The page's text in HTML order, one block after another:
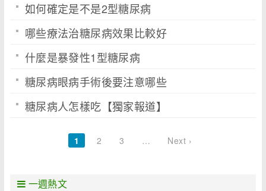
如何確定是不是2型糖尿病
哪些療法治糖尿病效果比較好
什麼是暴發性1型糖尿病
糖尿病眼病手術後要注意哪些
糖尿病人怎樣吃【獨家報道】
1 2 3 … Next ›
一週熱文